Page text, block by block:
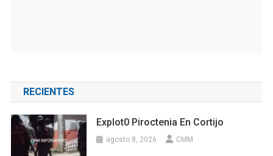
RECIENTES
Explot0 Piroctenia En Cortijo
agosto 8, 2026 CMM